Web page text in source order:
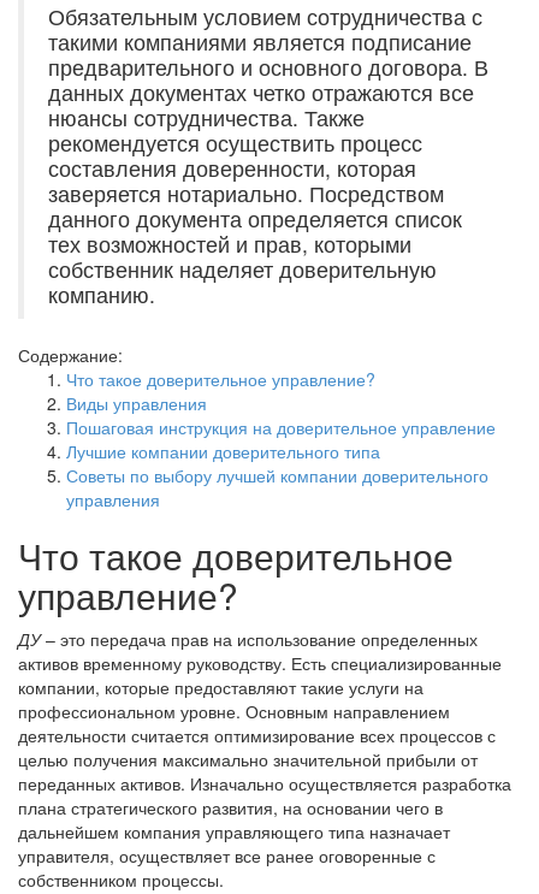
Обязательным условием сотрудничества с
такими компаниями является подписание
предварительного и основного договора. В
данных документах четко отражаются все
нюансы сотрудничества. Также
рекомендуется осуществить процесс
составления доверенности, которая
заверяется нотариально. Посредством
данного документа определяется список
тех возможностей и прав, которыми
собственник наделяет доверительную
компанию.
Содержание:
Что такое доверительное управление?
Виды управления
Пошаговая инструкция на доверительное управление
Лучшие компании доверительного типа
Советы по выбору лучшей компании доверительного
управления
Что такое доверительное
управление?
ДУ– это передача прав на использование определенных
активов временному руководству. Есть специализированные
компании, которые предоставляют такие услуги на
профессиональном уровне. Основным направлением
деятельности считается оптимизирование всех процессов с
целью получения максимально значительной прибыли от
переданных активов. Изначально осуществляется разработка
плана стратегического развития, на основании чего в
дальнейшем компания управляющего типа назначает
управителя, осуществляет все ранее оговоренные с
собственником процессы.